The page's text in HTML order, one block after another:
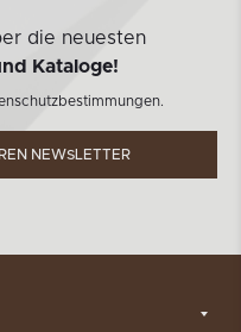
die neuesten
Kataloge!
NEWSLETTER